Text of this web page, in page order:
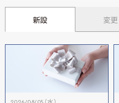
新設 変更